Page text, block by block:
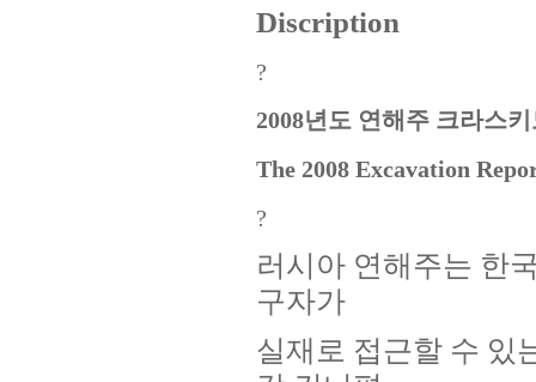
Discription
?
2008년도 연해주 크라스
The 2008 Excavation
?
러시아 연해주는 한
구자가
실재로 접근할 수 있